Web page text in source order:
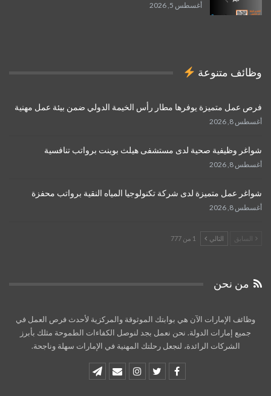
أغسطس 5, 2026
وظائف متنوعة
فرص عمل متميزة يوفرها مطار رأس الخيمة الدولي ضمن بيئة عمل مهنية
أغسطس 8, 2026
شواغر وظيفية صحية لدى مستشفى هيلث بوينت برواتب تنافسية
أغسطس 8, 2026
شواغر عمل متميزة لدى شركة تكنولوجيا المياه النقية برواتب محفزة
أغسطس 8, 2026
السابق التالي 1 من 777
من نحن
وظائف الإمارات الآن هي بوابتك الموثوقة والمركزية لأحدث فرص العمل في
جميع إمارات الدولة. نحن نعمل بجد لنوصل الكفاءات الطموحة مثلك بأبرز
الشركات الرائدة، لنجعل رحلتك المهنية في الإمارات سهلة وناجحة.